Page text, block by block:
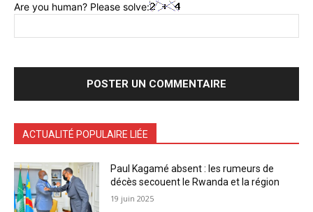
Are you human? Please solve:
ACTUALITÉ POPULAIRE LIÉE
Paul Kagamé absent : les rumeurs de
décès secouent le Rwanda et la région
19 juin 2025